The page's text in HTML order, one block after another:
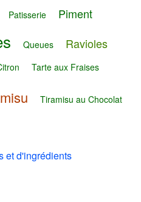
Patisserie Piment
Queues Ravioles
Tarte aux Fraises
Tiramisu au Chocolat
et d'ingrédients